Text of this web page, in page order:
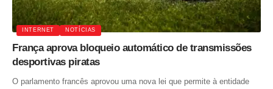
INTERNET NOTÍCIAS
França aprova bloqueio automático de transmissões
desportivas piratas
O parlamento francês aprovou uma nova lei que permite à entidade